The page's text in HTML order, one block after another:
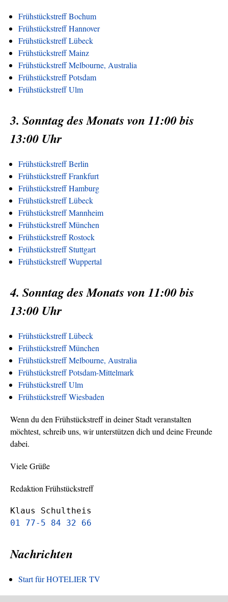
Frühstückstreff Bochum
Frühstückstreff Hannover
Frühstückstreff Lübeck
Frühstückstreff Mainz
Frühstückstreff Melbourne, Australia
Frühstückstreff Potsdam
Frühstückstreff Ulm
3. Sonntag des Monats von 11:00 bis
13:00 Uhr
Frühstückstreff Berlin
Frühstückstreff Frankfurt
Frühstückstreff Hamburg
Frühstückstreff Lübeck
Frühstückstreff Mannheim
Frühstückstreff München
Frühstückstreff Rostock
Frühstückstreff Stuttgart
Frühstückstreff Wuppertal
4. Sonntag des Monats von 11:00 bis
13:00 Uhr
Frühstückstreff Lübeck
Frühstückstreff München
Frühstückstreff Melbourne, Australia
Frühstückstreff Potsdam-Mittelmark
Frühstückstreff Ulm
Frühstückstreff Wiesbaden
Wenn du den Frühstückstreff in deiner Stadt veranstalten
möchtest, schreib uns, wir unterstützen dich und deine Freunde
dabei.
Viele Grüße
Redaktion Frühstückstreff
Klaus Schultheis
01 77-5 84 32 66
Nachrichten
Start für HOTELIER TV